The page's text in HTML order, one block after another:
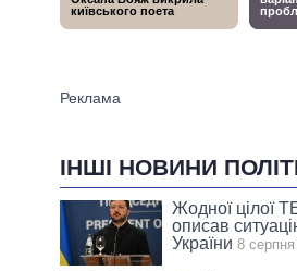
ІНШІ НОВИНИ
Жодної цілої
описав
України 8